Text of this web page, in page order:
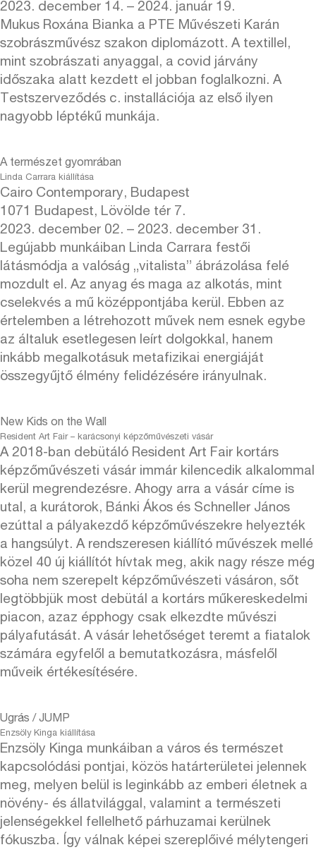
2023. december 14. – 2024. január 19.
Mukus Roxána Bianka a PTE Művészeti Karán
szobrászművész szakon diplomázott. A textillel,
mint szobrászati anyaggal, a covid járvány
időszaka alatt kezdett el jobban foglalkozni. A
Testszerveződés c. installációja az első ilyen
nagyobb léptékű munkája.
A természet gyomrában
Linda Carrara kiállítása
Cairo Contemporary, Budapest
1071 Budapest, Lövölde tér 7.
2023. december 02. – 2023. december 31.
Legújabb munkáiban Linda Carrara festői
látásmódja a valóság „vitalista” ábrázolása felé
mozdult el. Az anyag és maga az alkotás, mint
cselekvés a mű középpontjába kerül. Ebben az
értelemben a létrehozott művek nem esnek egybe
az általuk esetlegesen leírt dolgokkal, hanem
inkább megalkotásuk metafizikai energiáját
összegyűjtő élmény felidézésére irányulnak.
New Kids on the Wall
Resident Art Fair – karácsonyi képzőművészeti vásár
A 2018-ban debütáló Resident Art Fair kortárs
képzőművészeti vásár immár kilencedik alkalommal
kerül megrendezésre. Ahogy arra a vásár címe is
utal, a kurátorok, Bánki Ákos és Schneller János
ezúttal a pályakezdő képzőművészekre helyezték
a hangsúlyt. A rendszeresen kiállító művészek mellé
közel 40 új kiállítót hívtak meg, akik nagy része még
soha nem szerepelt képzőművészeti vásáron, sőt
legtöbbjük most debütál a kortárs műkereskedelmi
piacon, azaz épphogy csak elkezdte művészi
pályafutását. A vásár lehetőséget teremt a fiatalok
számára egyfelől a bemutatkozásra, másfelől
műveik értékesítésére.
Ugrás / JUMP
Enzsöly Kinga kiállítása
Enzsöly Kinga munkáiban a város és természet
kapcsolódási pontjai, közös határterületei jelennek
meg, melyen belül is leginkább az emberi életnek a
növény- és állatvilággal, valamint a természeti
jelenségekkel fellelhető párhuzamai kerülnek
fókuszba. Így válnak képei szereplőivé mélytengeri